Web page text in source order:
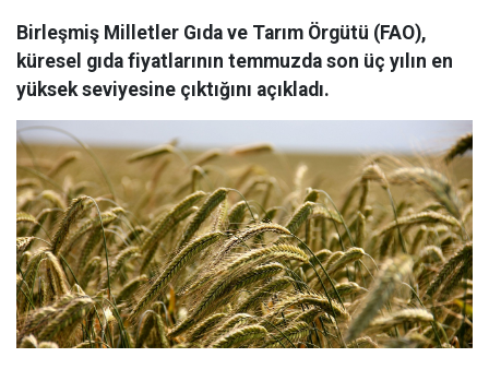
Birleşmiş Milletler Gıda ve Tarım Örgütü (FAO),
küresel gıda fiyatlarının temmuzda son üç yılın en
yüksek seviyesine çıktığını açıkladı.